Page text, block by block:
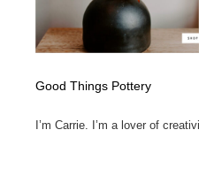
Good Things Pottery
I’m Carrie. I’m a lover of